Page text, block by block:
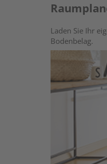
Laden Sie Ihr
Bodenbelag.